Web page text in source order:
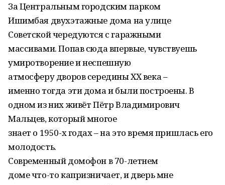
За Центральным городским парком
Ишимбая двухэтажные дома на улице
Советской чередуются с гаражными
массивами. Попав сюда впервые, чувствуешь
умиротворение и неспешную
атмосферу дворов середины XX века –
именно тогда эти дома и были построены. В
одном из них живёт Пётр Владимирович
Мальцев, который многое
знает о 1950-х годах – на это время пришлась его
молодость.
Современный домофон в 70-летнем
доме что-то капризничает, и дверь мне